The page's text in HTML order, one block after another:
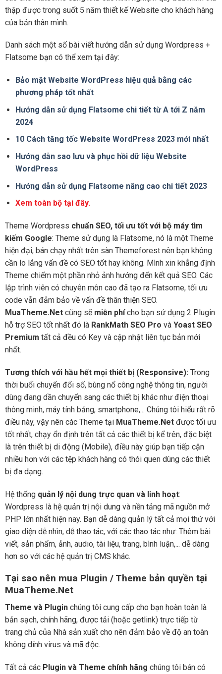
thập được trong suốt 5 năm thiết kế Website cho khách hàng
của bản thân mình.
Danh sách một số bài viết hướng dẫn sử dụng Wordpress +
Flatsome bạn có thể xem tại đây:
Bảo mật Website WordPress hiệu quả bằng các
phương pháp tốt nhất
Hướng dẫn sử dụng Flatsome chi tiết từ A tới Z năm
2024
10 Cách tăng tốc Website WordPress 2023 mới nhất
Hướng dẫn sao lưu và phục hồi dữ liệu Website
WordPress
Hướng dẫn sử dụng Flatsome nâng cao chi tiết 2023
Xem toàn bộ tại đây.
Theme Wordpress chuẩn SEO, tối ưu tốt với bộ máy tìm
kiếm Google: Theme sử dụng là Flatsome, nó là một Theme
hiện đại, bán chạy nhất trên sàn Themeforest nên bạn không
cần lo lắng vấn đề có SEO tốt hay không. Mình xin khẳng định
Theme chiếm một phần nhỏ ảnh hướng đến kết quả SEO. Các
lập trình viên có chuyên môn cao đã tạo ra Flatsome, tối ưu
code vẫn đảm bảo về vấn đề thân thiện SEO.
MuaTheme.Net cũng sẽ miễn phícho bạn sử dụng 2 Plugin
hỗ trợ SEO tốt nhất đó là RankMath SEO Pro và Yoast SEO
Premium tất cả đều có Key và cập nhật liên tục bản mới
nhất.
Tương thích với hầu hết mọi thiết bị (Responsive): Trong
thời buổi chuyển đổi số, bùng nổ công nghệ thông tin, người
dùng đang dần chuyển sang các thiết bị khác như điện thoại
thông minh, máy tính bảng, smartphone,... Chúng tôi hiểu rất rõ
điều này, vậy nên các Theme tại MuaTheme.Net được tối ưu
tốt nhất, chạy ổn định trên tất cả các thiết bị kể trên, đặc biệt
là trên thiết bị di động (Mobile), điều này giúp bạn tiếp cận
nhiều hơn với các tệp khách hàng có thói quen dùng các thiết
bị đa dạng.
Hệ thống quản lý nội dung trực quan và linh hoạt:
Wordpress là hệ quản trị nội dung và nền tảng mã nguồn mở
PHP lớn nhất hiện nay. Bạn dễ dàng quản lý tất cả mọi thứ với
giao diện dễ nhìn, dễ thao tác, với các thao tác như: Thêm bài
viết, sản phẩm, ảnh, audio, tài liệu, trang, bình luận,... dễ dàng
hơn so với các hệ quản trị CMS khác.
Tại sao nên mua Plugin / Theme bản quyền tại
MuaTheme.Net
Theme và Plugin chúng tôi cung cấp cho bạn hoàn toàn là
bản sạch, chính hãng, được tải (hoặc getlink) trực tiếp từ
trang chủ của Nhà sản xuất cho nên đảm bảo về độ an toàn
không dính virus và mã độc.
Tất cả các Plugin và Theme chính hãng chúng tôi bán có